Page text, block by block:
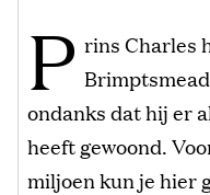
P rins Charles
ondanks dat hij er
heeft gewoond.
miljoen kun je hier